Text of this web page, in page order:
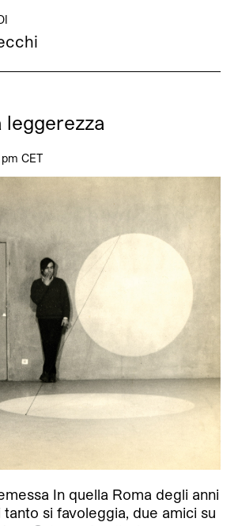
leggerezza
CET
In quella Roma degli anni
tanto si favoleggia, due amici su